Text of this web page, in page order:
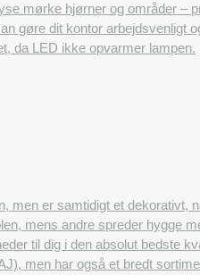
mørke hjørner og områder
gøre dit kontor arbejdsvenligt
da LED ikke opvarmer lampen.
men er samtidigt et
mens andre spreder hygge
til dig i den absolut bedste
men har også et bredt